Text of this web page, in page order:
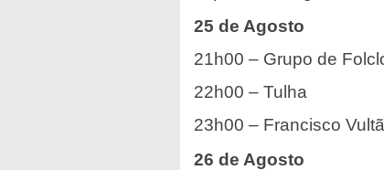
25 de Agosto
21h00 – Grupo de
22h00 – Tulha
23h00 – Francisco
26 de Agosto